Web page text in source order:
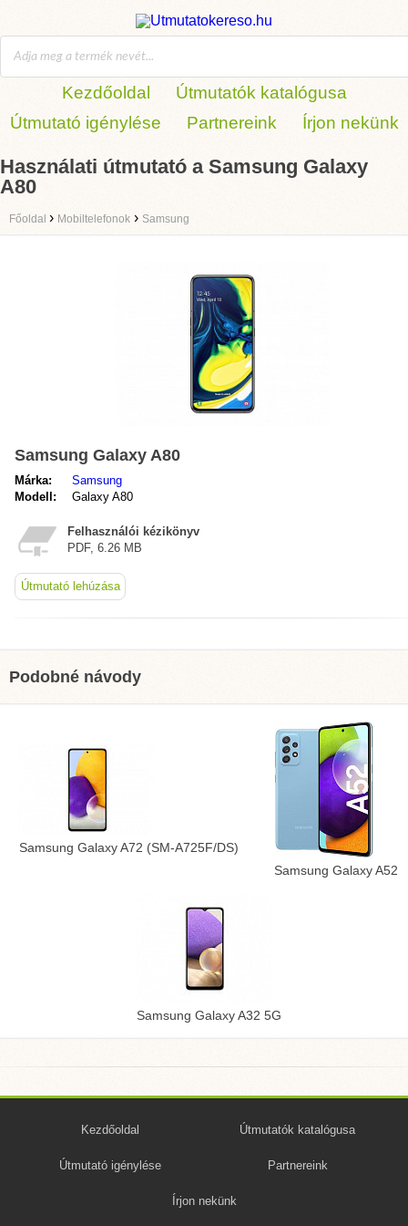
Kezdőoldal
Útmutatók katalógusa
Útmutató igénylése
Partnereink Írjon nekünk
Használati útmutató a Samsung Galaxy
A80
Főoldal › Mobiltelefonok › Samsung
Samsung Galaxy A80
Márka:
Samsung
Modell:
Galaxy A80
Felhasználói kézikönyv
PDF, 6.26 MB
Útmutató lehúzása
Podobné návody
Samsung Galaxy A72 (SM-A725F/DS)
Samsung Galaxy A52
Samsung Galaxy A32 5G
Kezdőoldal Útmutatók katalógusa
Útmutató igénylése Partnereink
Írjon nekünk